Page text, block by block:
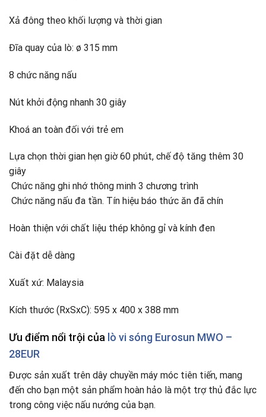
Xả đông theo khối lượng và thời gian
Đĩa quay của lò: ø 315 mm
8 chức năng nấu
Nút khởi động nhanh 30 giây
Khoá an toàn đối với trẻ em
Lựa chọn thời gian hẹn giờ 60 phút, chế độ tăng thêm 30
giây
Chức năng ghi nhớ thông minh 3 chương trình
Chức năng nấu đa tần. Tín hiệu báo thức ăn đã chín
Hoàn thiện với chất liệu thép không gỉ và kính đen
Cài đặt dễ dàng
Xuất xứ: Malaysia
Kích thước (RxSxC): 595 x 400 x 388 mm
Ưu điểm nổi trội của lò vi sóng Eurosun MWO –
28EUR
Được sản xuất trên dây chuyền máy móc tiên tiến, mang
đến cho bạn một sản phẩm hoàn hảo là một trợ thủ đắc lực
trong công việc nấu nướng của bạn.